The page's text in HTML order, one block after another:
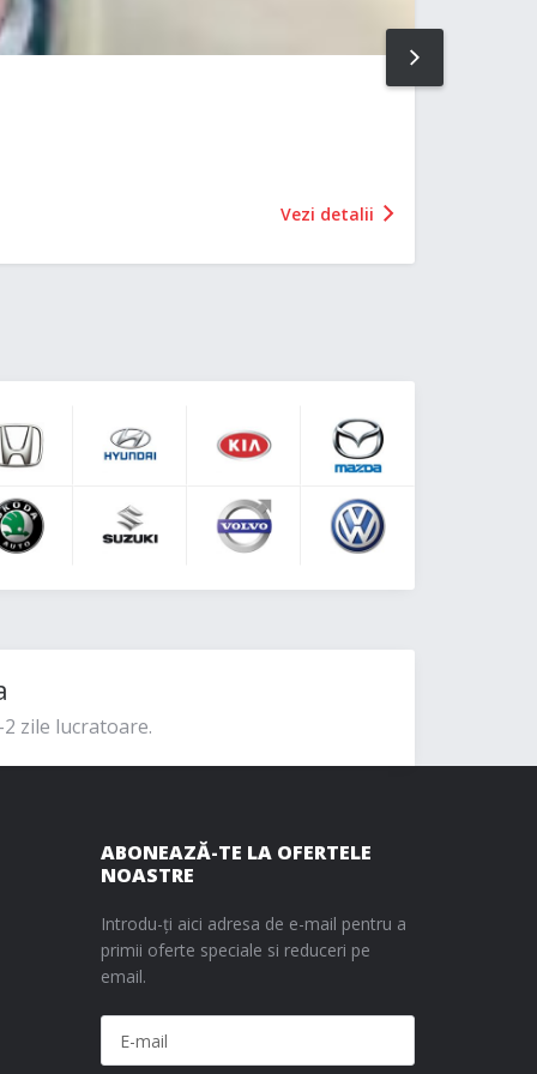
Vezi detalii
NEXT
zile lucratoare.
ABONEAZĂ-TE LA OFERTELE
NOASTRE
Introdu-ți aici adresa de e-mail pentru a
primii oferte speciale si reduceri pe
email.